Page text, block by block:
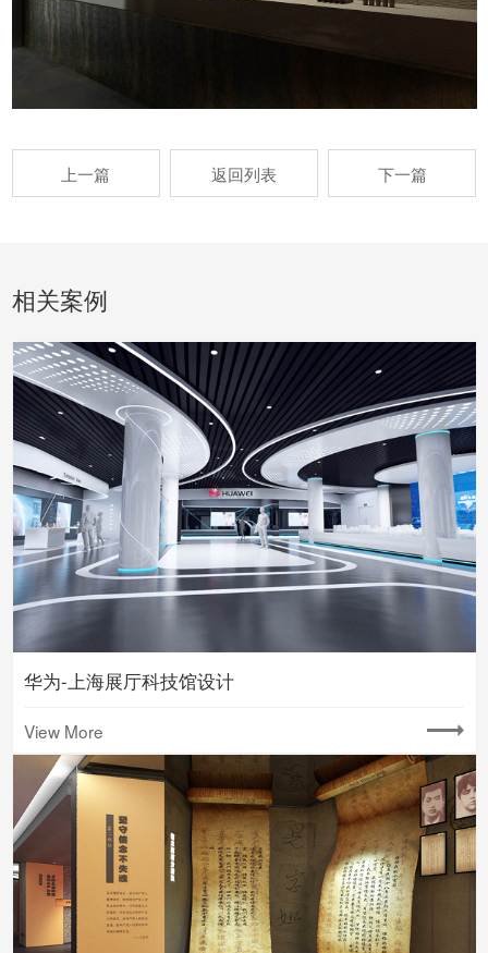
上一篇 返回列表 下一篇
相关案例
华为-上海展厅科技馆设计
View More